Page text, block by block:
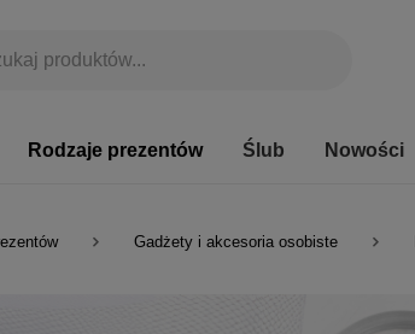
Rodzaje prezentów Ślub Nowości
Gadżety i akcesoria osobiste